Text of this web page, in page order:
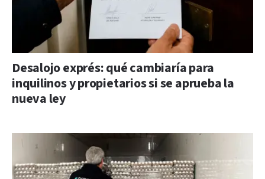
Desalojo exprés: qué cambiaría para
inquilinos y propietarios si se aprueba la
nueva ley